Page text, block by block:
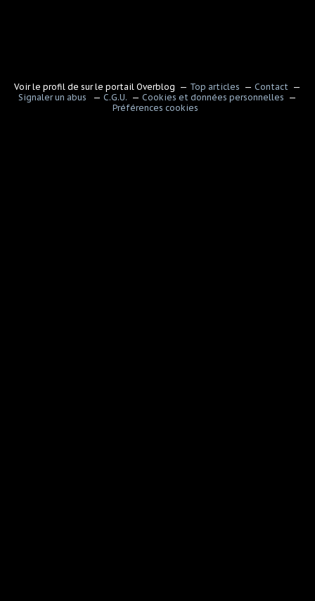
Voir le profil de sur le portail Overblog Top articles
Contact
Signaler un abus
C.G.U.
Cookies et données personnelles
Préférences cookies